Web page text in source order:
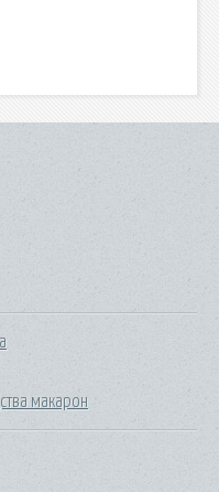
макарон